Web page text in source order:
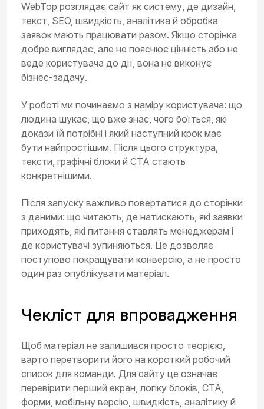
WebTop розглядає сайт як систему, де дизайн,
текст, SEO, швидкість, аналітика й обробка
заявок мають працювати разом. Якщо сторінка
добре виглядає, але не пояснює цінність або не
веде користувача до дії, вона не виконує
бізнес-задачу.
У роботі ми починаємо з наміру користувача: що
людина шукає, що вже знає, чого боїться, які
докази їй потрібні і який наступний крок має
бути найпростішим. Після цього структура,
тексти, графічні блоки й CTA стають
конкретнішими.
Після запуску важливо повертатися до сторінки
з даними: що читають, де натискають, які заявки
приходять, які питання ставлять менеджерам і
де користувачі зупиняються. Це дозволяє
поступово покращувати конверсію, а не просто
один раз опублікувати матеріал.
Чекліст для впровадження
Щоб матеріал не залишився просто теорією,
варто перетворити його на короткий робочий
список для команди. Для сайту це означає
перевірити перший екран, логіку блоків, CTA,
форми, мобільну версію, швидкість, аналітику й